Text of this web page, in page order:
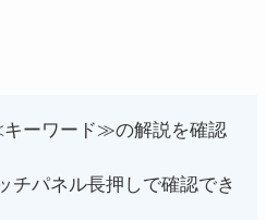
ーワード≫の解説を確認
チパネル長押しで確認でき